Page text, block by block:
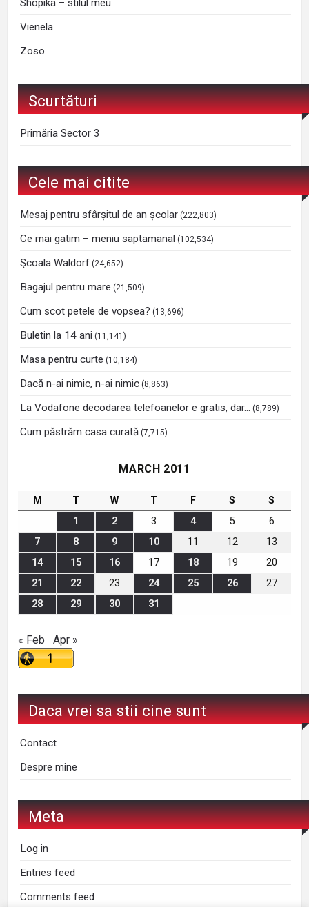
Shopika – stilul meu
Vienela
Zoso
Scurtături
Primăria Sector 3
Cele mai citite
Mesaj pentru sfârșitul de an școlar (222,803)
Ce mai gatim – meniu saptamanal (102,534)
Şcoala Waldorf (24,652)
Bagajul pentru mare (21,509)
Cum scot petele de vopsea? (13,696)
Buletin la 14 ani (11,141)
Masa pentru curte (10,184)
Dacă n-ai nimic, n-ai nimic (8,863)
La Vodafone decodarea telefoanelor e gratis, dar… (8,789)
Cum păstrăm casa curată (7,715)
MARCH 2011
M T W T F S
S
1
2 3 4 5
6
7
8 9 10 11 12
13
14
15 16 17 18 19
20
21
22 23 24 25 26
27
28
29 30 31
« Feb Apr »
Daca vrei sa stii cine sunt
Contact
Despre mine
Meta
Log in
Entries feed
Comments feed